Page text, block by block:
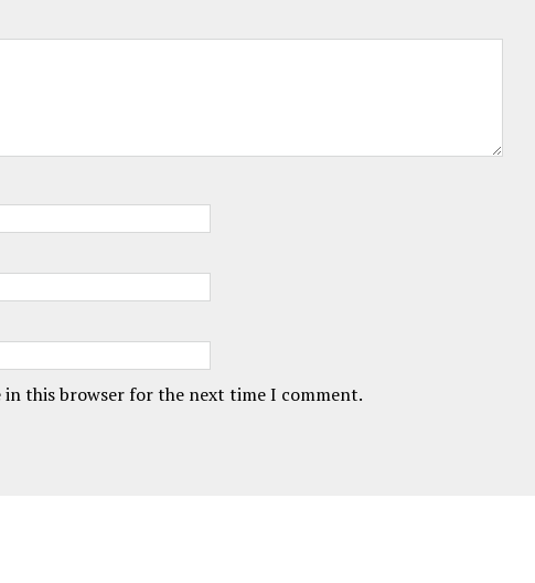
in this browser for the next time I comment.